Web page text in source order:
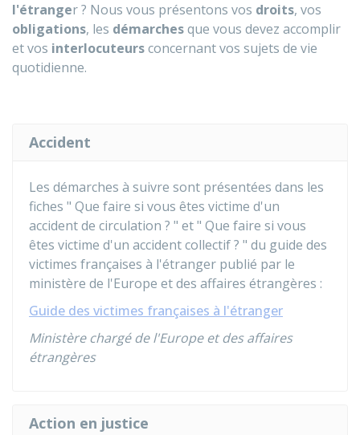
l'étranger ? Nous vous présentons vos droits, vos
obligations, les démarchesque vous devez accomplir
et vos interlocuteursconcernant vos sujets de vie
quotidienne.
Accident
Les démarches à suivre sont présentées dans les
fiches " Que faire si vous êtes victime d'un
accident de circulation ? " et " Que faire si vous
êtes victime d'un accident collectif ? " du guide des
victimes françaises à l'étranger publié par le
ministère de l'Europe et des affaires étrangères :
Guide des victimes françaises à l'étranger
Ministère chargé de l'Europe et des affaires
étrangères
Action en justice